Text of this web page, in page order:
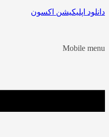
دانلود اپلیکیشن اکسون
Mobile menu